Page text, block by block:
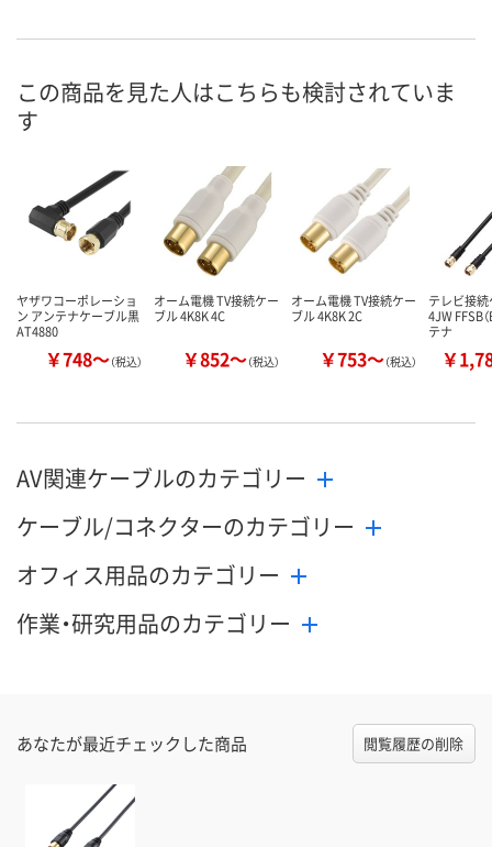
この商品を見た人はこちらも検討されていま
す
ヤザワコーポレーショ
ン アンテナケーブル黒
AT4880
￥748～（税込）
オーム電機 TV接続ケー
ブル 4K8K 4C
￥852～（税込）
オーム電機 TV接続ケー
ブル 4K8K 2C
￥753～（税込）
テレビ接
4JW FFSB
テナ
￥
AV関連ケーブルのカテゴリー
ケーブル/コネクターのカテゴリー
オフィス用品のカテゴリー
作業・研究用品のカテゴリー
あなたが最近チェックした商品 閲覧履歴の削除